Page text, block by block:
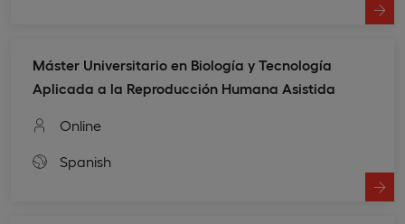
Máster Universitario en Biología y Tecnología
Aplicada a la Reproducción Humana Asistida
Online
Spanish